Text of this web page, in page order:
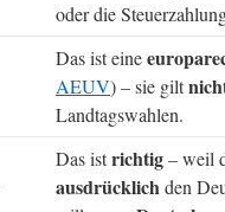
oder die
Das ist eine
AEUV) – sie gilt
Landtagswahlen.
Das istrichtig– weil
ausdrücklichden